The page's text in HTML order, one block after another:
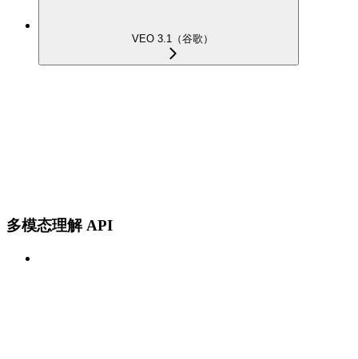
VEO 3.1（谷歌）
多模态理解 API